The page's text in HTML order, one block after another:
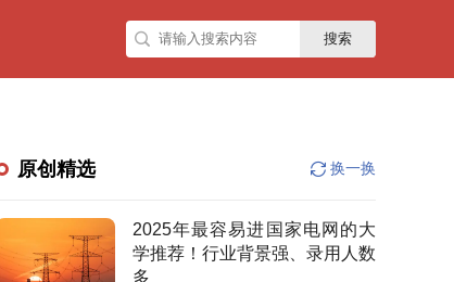
搜索
原创精选 换一换
2025年最容易进国家电网的大
学推荐！行业背景强、录用人数
多